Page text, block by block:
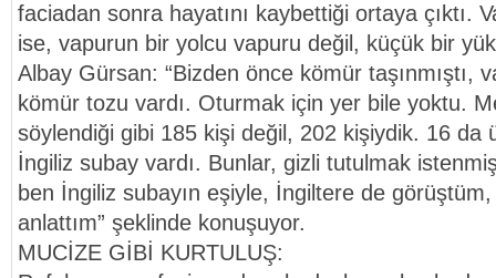
faciadan sonra hayatını kaybettiği ortaya çıktı.
ise, vapurun bir yolcu vapuru değil, küçük bir
Albay Gürsan: “Bizden önce kömür taşınmıştı,
kömür tozu vardı. Oturmak için yer bile yoktu.
söylendiği gibi 185 kişi değil, 202 kişiydik. 16 da
İngiliz subay vardı. Bunlar, gizli tutulmak
ben İngiliz subayın eşiyle, İngiltere de
anlattım” şeklinde konuşuyor.
MUCİZE GİBİ KURTULUŞ: